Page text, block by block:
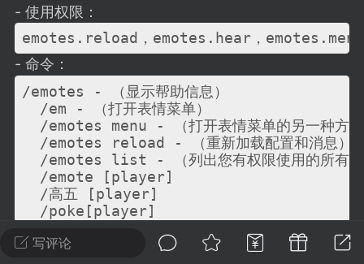
11 5.9k
永久赞助者
24 23:37
电脑端 整合包分享
主页反馈贴
反馈你遇到的问题 以及 你期望的功能等
不方便可尝试通过邮箱与作者进行反馈
写评论
- 使用权限：
emotes.reload，emotes.hear，
- 命令：
/emotes - （显示帮助信息）
  /em - （打开表情菜单）
/emotes menu - （打开表情菜单的另一种方
  /emotes reload - （重新加载配置和消息）
/emotes list - （列出您有权限使用的所有
  /emote [player]
  /高五 [player]
  /poke[player]
  /哭[player]